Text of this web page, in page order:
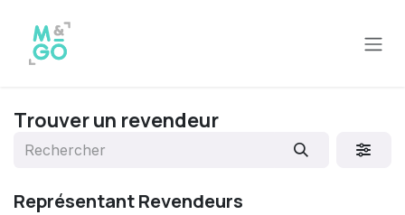
Trouver un revendeur
ReprésentantRevendeurs